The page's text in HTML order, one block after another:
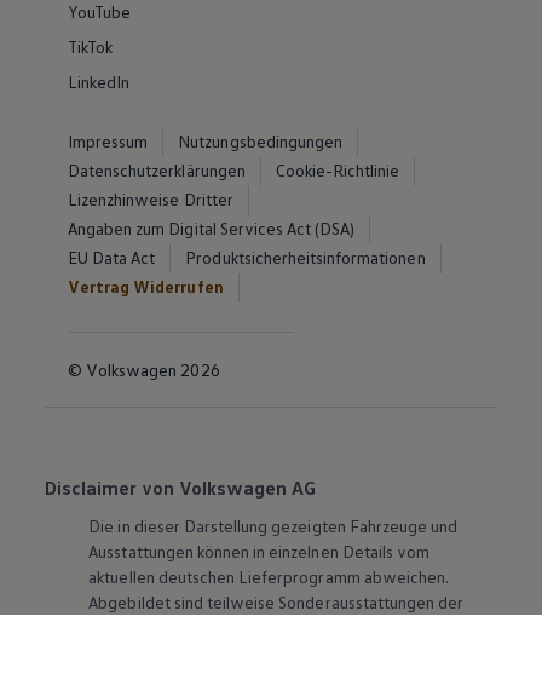
YouTube
TikTok
LinkedIn
Impressum
Nutzungsbedingungen
Datenschutzerklärungen
Cookie-Richtlinie
Lizenzhinweise Dritter
Angaben zum Digital Services Act (DSA)
EU Data Act
Produktsicherheitsinformationen
Vertrag Widerrufen
© Volkswagen 2026
Disclaimer von Volkswagen AG
Die in dieser Darstellung gezeigten Fahrzeuge und
Ausstattungen können in einzelnen Details vom
aktuellen deutschen Lieferprogramm abweichen.
Abgebildet sind teilweise Sonderausstattungen der